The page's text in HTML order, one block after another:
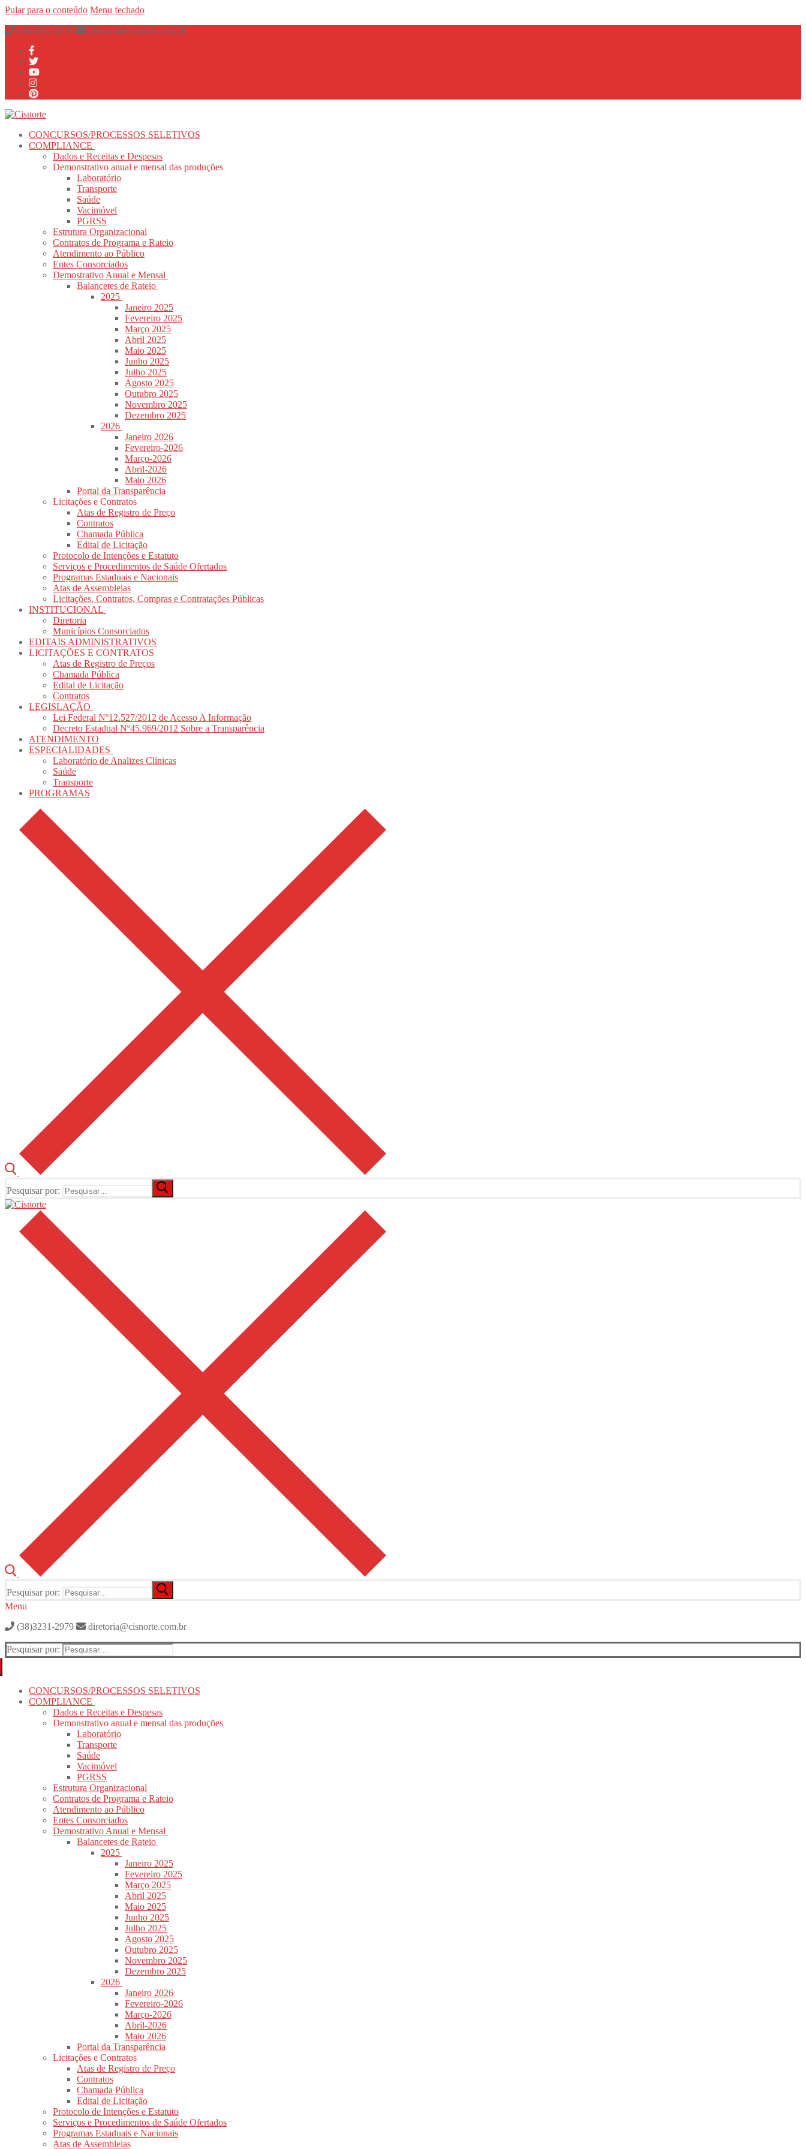
Pular para o conteúdo Menu fechado
(38)3231-2979
diretoria@cisnorte.com.br
CONCURSOS/PROCESSOS SELETIVOS
COMPLIANCE
Dados e Receitas e Despesas
Demonstrativo anual e mensal das produções
Laboratório
Transporte
Saúde
Vacimóvel
PGRSS
Estrutura Organizacional
Contratos de Programa e Rateio
Atendimento ao Público
Entes Consorciados
Demostrativo Anual e Mensal
Balancetes de Rateio
2025
Janeiro 2025
Fevereiro 2025
Março 2025
Abril 2025
Maio 2025
Junho 2025
Julho 2025
Agosto 2025
Outubro 2025
Novembro 2025
Dezembro 2025
2026
Janeiro 2026
Fevereiro-2026
Março-2026
Abril-2026
Maio 2026
Portal da Transparência
Licitações e Contratos
Atas de Registro de Preço
Contratos
Chamada Pública
Edital de Licitação
Protocolo de Intenções e Estatuto
Serviços e Procedimentos de Saúde Ofertados
Programas Estaduais e Nacionais
Atas de Assembleias
Licitações, Contratos, Compras e Contratações Públicas
INSTITUCIONAL
Diretoria
Municípios Consorciados
EDITAIS ADMINISTRATIVOS
LICITAÇÕES E CONTRATOS
Atas de Registro de Preços
Chamada Pública
Edital de Licitação
Contratos
LEGISLAÇÃO
Lei Federal Nº12.527/2012 de Acesso A Informação
Decreto Estadual Nº45.969/2012 Sobre a Transparência
ATENDIMENTO
ESPECIALIDADES
Laboratório de Analizes Clínicas
Saúde
Transporte
PROGRAMAS
Pesquisar por:
Pesquisar por:
Menu
(38)3231-2979
diretoria@cisnorte.com.br
Pesquisar por:
CONCURSOS/PROCESSOS SELETIVOS
COMPLIANCE
Dados e Receitas e Despesas
Demonstrativo anual e mensal das produções
Laboratório
Transporte
Saúde
Vacimóvel
PGRSS
Estrutura Organizacional
Contratos de Programa e Rateio
Atendimento ao Público
Entes Consorciados
Demostrativo Anual e Mensal
Balancetes de Rateio
2025
Janeiro 2025
Fevereiro 2025
Março 2025
Abril 2025
Maio 2025
Junho 2025
Julho 2025
Agosto 2025
Outubro 2025
Novembro 2025
Dezembro 2025
2026
Janeiro 2026
Fevereiro-2026
Março-2026
Abril-2026
Maio 2026
Portal da Transparência
Licitações e Contratos
Atas de Registro de Preço
Contratos
Chamada Pública
Edital de Licitação
Protocolo de Intenções e Estatuto
Serviços e Procedimentos de Saúde Ofertados
Programas Estaduais e Nacionais
Atas de Assembleias